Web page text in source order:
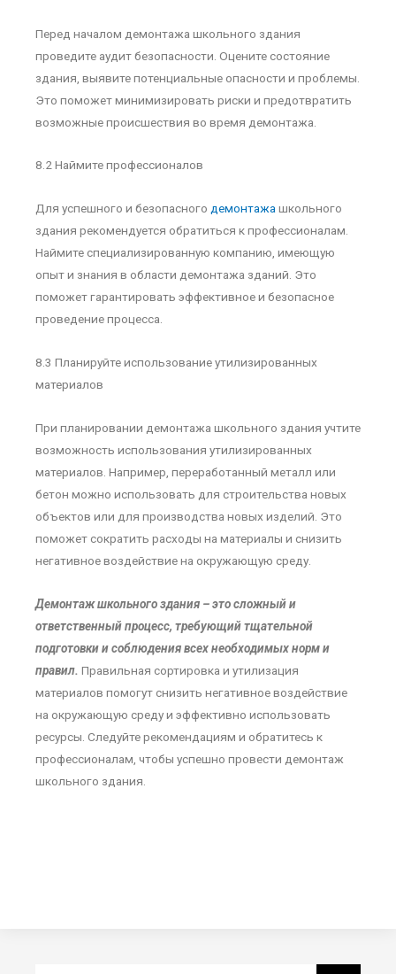
Перед началом демонтажа школьного здания
проведите аудит безопасности. Оцените состояние
здания, выявите потенциальные опасности и проблемы.
Это поможет минимизировать риски и предотвратить
возможные происшествия во время демонтажа.
8.2 Наймите профессионалов
Для успешного и безопасного демонтажашкольного
здания рекомендуется обратиться к профессионалам.
Наймите специализированную компанию, имеющую
опыт и знания в области демонтажа зданий. Это
поможет гарантировать эффективное и безопасное
проведение процесса.
8.3 Планируйте использование утилизированных
материалов
При планировании демонтажа школьного здания учтите
возможность использования утилизированных
материалов. Например, переработанный металл или
бетон можно использовать для строительства новых
объектов или для производства новых изделий. Это
поможет сократить расходы на материалы и снизить
негативное воздействие на окружающую среду.
Демонтаж школьного здания – это сложный и
ответственный процесс, требующий тщательной
подготовки и соблюдения всех необходимых норм и
правил. Правильная сортировка и утилизация
материалов помогут снизить негативное воздействие
на окружающую среду и эффективно использовать
ресурсы. Следуйте рекомендациям и обратитесь к
профессионалам, чтобы успешно провести демонтаж
школьного здания.